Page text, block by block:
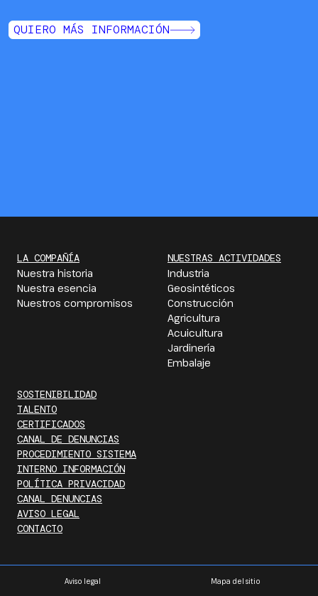
QUIERO MÁS INFORMACIÓN
LA COMPAÑÍA
Nuestra historia
Nuestra esencia
Nuestros compromisos
NUESTRAS ACTIVIDADES
Industria
Geosintéticos
Construcción
Agricultura
Acuicultura
Jardinería
Embalaje
SOSTENIBILIDAD
TALENTO
CERTIFICADOS
CANAL DE DENUNCIAS
PROCEDIMIENTO SISTEMA
INTERNO INFORMACIÓN
POLÍTICA PRIVACIDAD
CANAL DENUNCIAS
AVISO LEGAL
CONTACTO
Aviso legal Mapa del sitio